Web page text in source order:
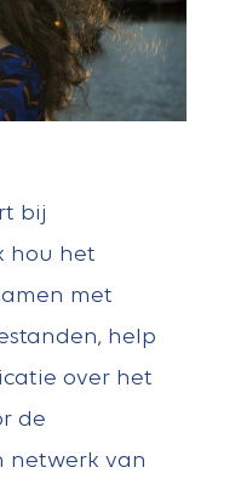
bij
hou het
met
help
over het
de
netwerk van